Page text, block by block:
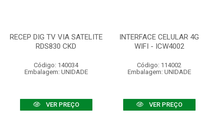
RECEP DIG TV VIA SATELITE
RDS830 CKD
Código: 140034
Embalagem: UNIDADE
VER PREÇO
INTERFACE CELULAR 4G
WIFI - ICW4002
Código: 114002
Embalagem: UNIDADE
VER PREÇO